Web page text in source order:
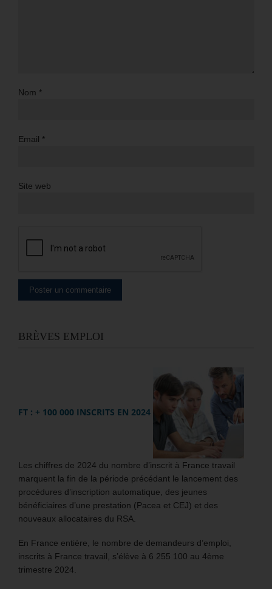
Nom *
Email *
Site web
BRÈVES EMPLOI
FT : + 100 000 INSCRITS EN 2024
Les chiffres de 2024 du nombre d’inscrit à France travail
marquent la fin de la période précédant le lancement des
procédures d’inscription automatique, des jeunes
bénéficiaires d’une prestation (Pacea et CEJ) et des
nouveaux allocataires du RSA.
En France entière, le nombre de demandeurs d’emploi,
inscrits à France travail, s’élève à 6 255 100 au 4ème
trimestre 2024.